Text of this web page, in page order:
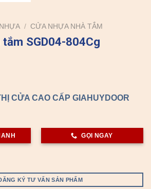
/ CỬA NHỰA NHÀ TẮM
SGD04-804Cg
CỬA CAO CẤP GIAHUYDOOR
GỌI NGAY
KÝ TƯ VẤN SẢN PHẨM